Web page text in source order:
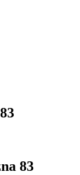
83